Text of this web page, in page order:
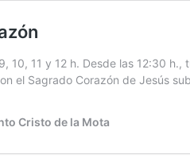
10, 11 y 12 h. Desde las 12:30
el Sagrado Corazón de Jesús
Cristo de la Mota